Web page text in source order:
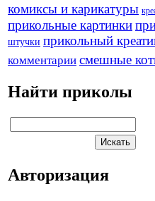
комиксы и карикатуры
прикольные картинки
штучки прикольный
комментарии смешные
Найти приколы
Авторизация